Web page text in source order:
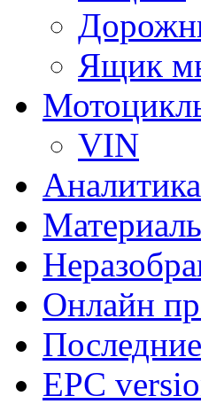
Ящик
VIN
Аналитика
Онлайн
EPC